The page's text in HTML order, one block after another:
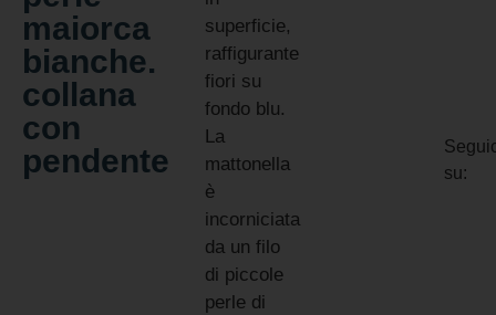
maiorca
bianche.
collana
con
pendente
superficie,
raffigurante
fiori su
fondo blu.
La
mattonella
è
incorniciata
da un filo
di piccole
perle di
su: